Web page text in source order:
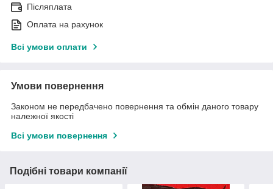
Післяплата
Оплата на рахунок
Всі умови оплати
Умови повернення
Законом не передбачено повернення та обмін даного товару
належної якості
Всі умови повернення
Подібні товари компанії